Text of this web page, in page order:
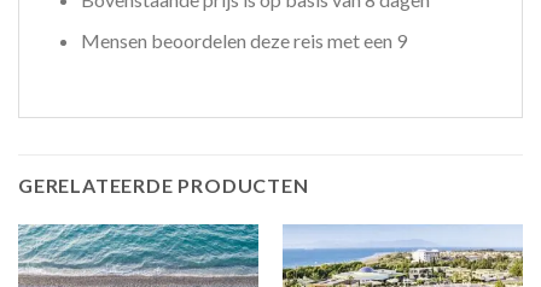
Mensen beoordelen deze reis met een 9
GERELATEERDE PRODUCTEN